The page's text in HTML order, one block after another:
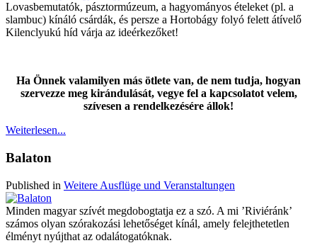
Lovasbemutatók, pásztormúzeum, a hagyományos ételeket (pl. a
slambuc) kínáló csárdák, és persze a Hortobágy folyó felett átívelő
Kilenclyukú híd várja az ideérkezőket!
Ha Önnek valamilyen más ötlete van, de nem tudja, hogyan
szervezze meg kirándulását, vegye fel a kapcsolatot velem,
szívesen a rendelkezésére állok!
Weiterlesen...
Balaton
Published in Weitere Ausflüge und Veranstaltungen
Minden magyar szívét megdobogtatja ez a szó. A mi ’Riviéránk’
számos olyan szórakozási lehetőséget kínál, amely felejthetetlen
élményt nyújthat az odalátogatóknak.